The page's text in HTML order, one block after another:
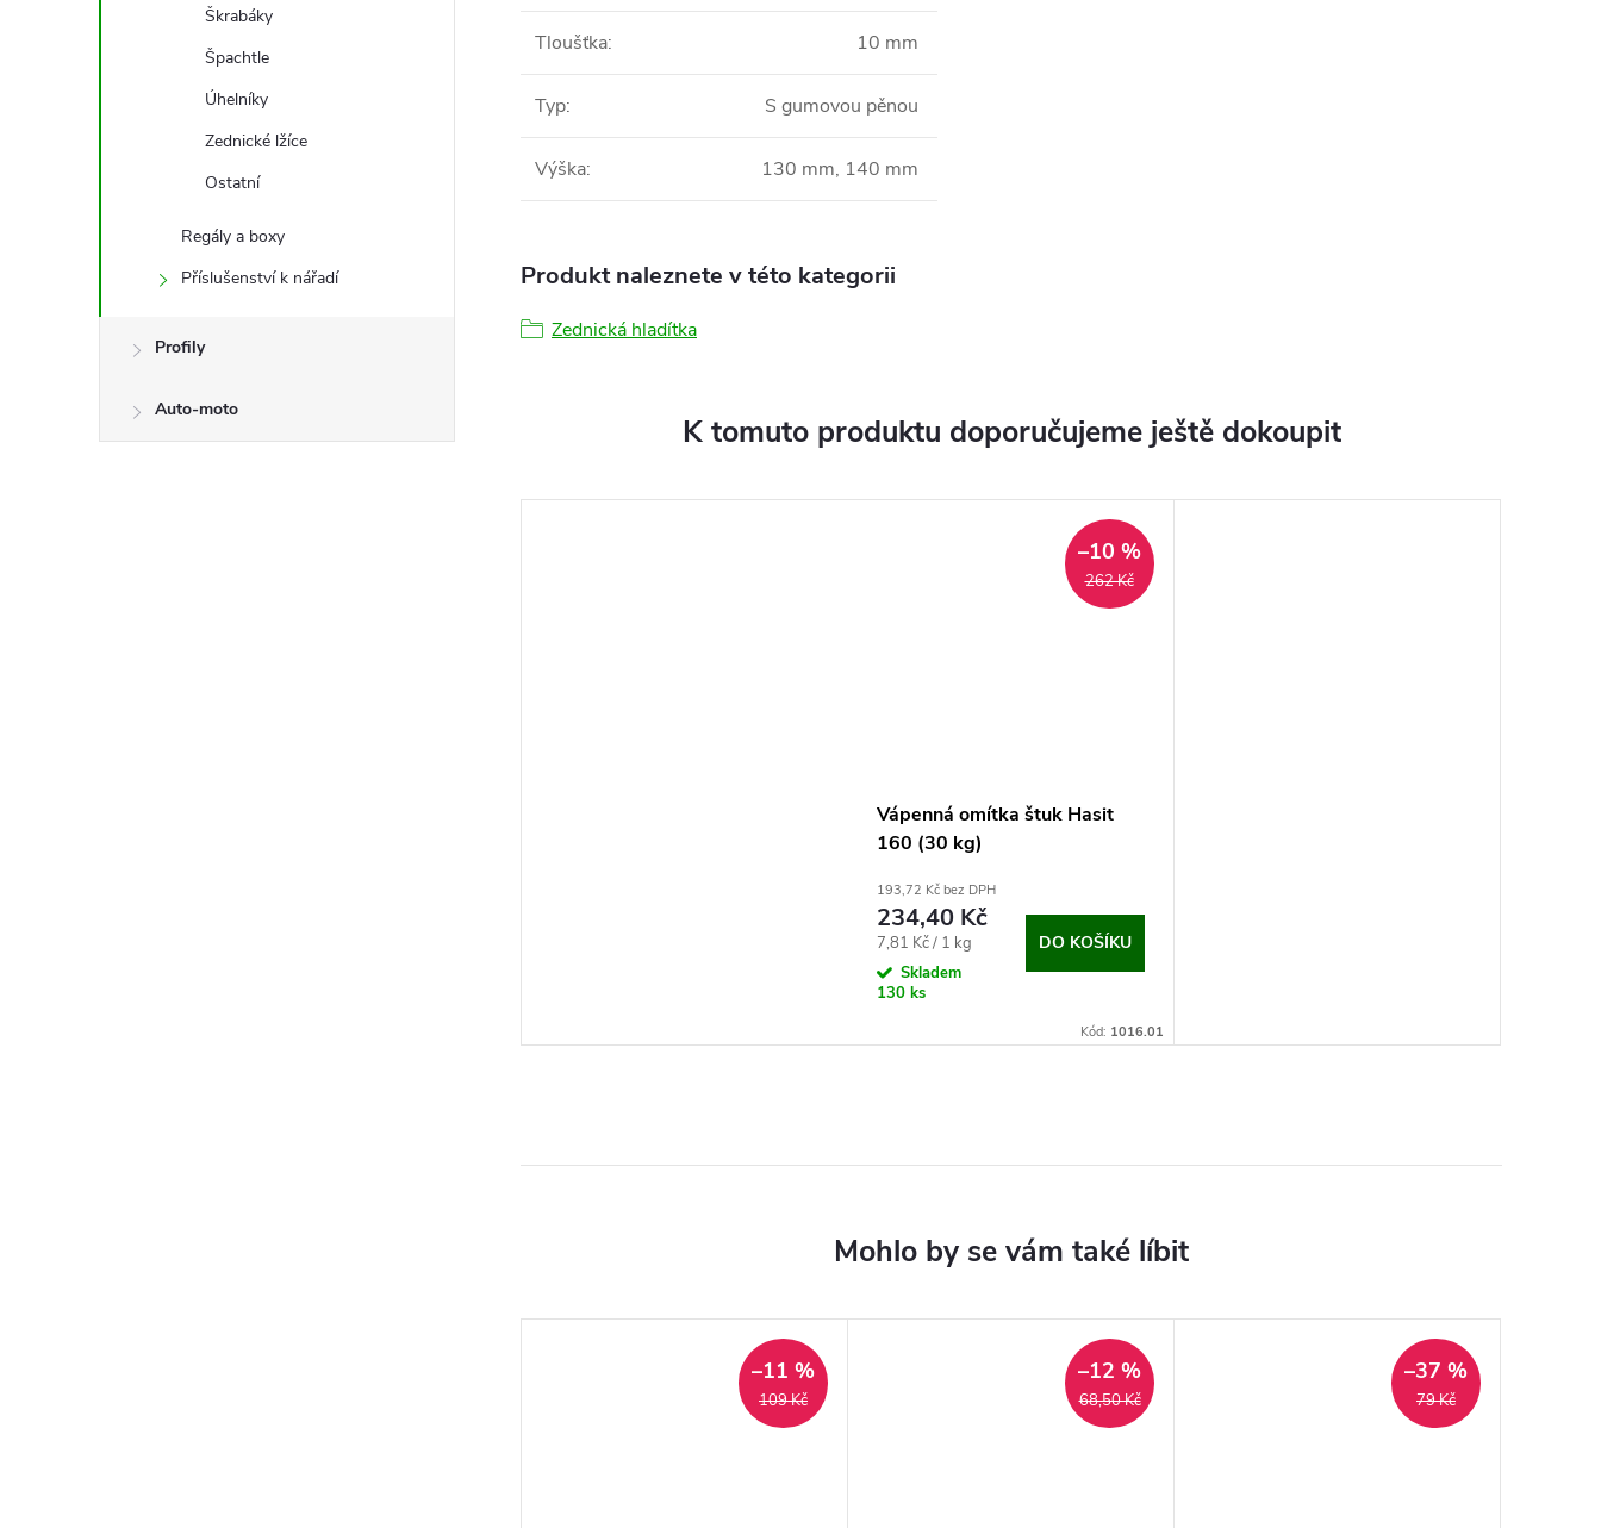
Škrabáky
Špachtle
Úhelníky
Zednické lžíce
Ostatní
Regály a boxy
Příslušenství k nářadí
Profily
Auto-moto
Tloušťka: 10 mm
Typ: S gumovou pěnou
Výška: 130 mm, 140 mm
Produkt naleznete v této kategorii
Zednická hladítka
K tomuto produktu doporučujeme ještě dokoupit
262 Kč
–10 %
Vápenná omítka štuk Hasit
160 (30 kg)
193,72 Kč bez DPH
234,40 Kč
Měrná
cena:
7,81 Kč / 1 kg
Skladem
130 ks
DO KOŠÍKU
Kód: 1016.01
109 Kč
–11 %
68,50 Kč
–12 %
79 Kč
–37 %